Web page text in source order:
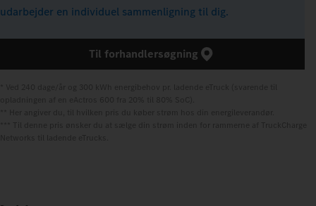
udarbejder en individuel sammenligning til dig.
Til forhandlersøgning